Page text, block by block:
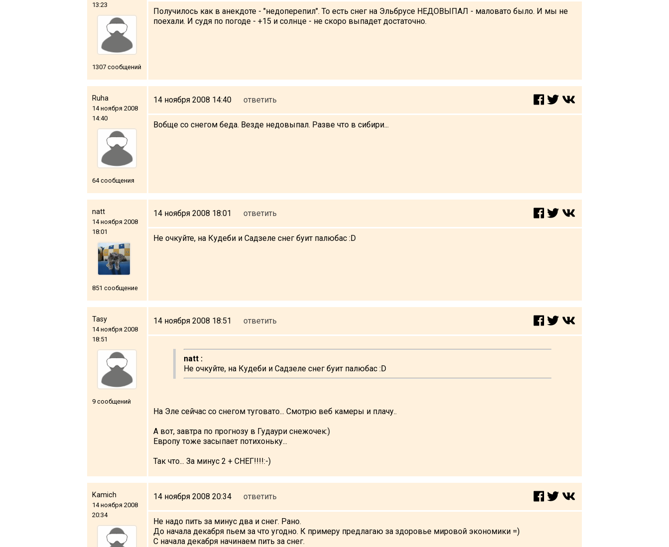
13:23
1307 сообщений
Получилось как в анекдоте - "недоперепил". То есть снег на Эльбрусе НЕДОВЫПАЛ - маловато было. И мы не
поехали. И судя по погоде - +15 и солнце - не скоро выпадет достаточно.
Ruha
14 ноября 2008
14:40
64 сообщения
14 ноября 2008 14:40 ответить
Вобще со снегом беда. Везде недовыпал. Разве что в сибири...
natt
14 ноября 2008
18:01
851 сообщение
14 ноября 2008 18:01 ответить
Не очкуйте, на Кудеби и Садзеле снег буит палюбас :D
Tasy
14 ноября 2008
18:51
9 сообщений
14 ноября 2008 18:51 ответить
natt :
Не очкуйте, на Кудеби и Садзеле снег буит палюбас :D
На Эле сейчас со снегом туговато... Смотрю веб камеры и плачу..
А вот, завтра по прогнозу в Гудаури снежочек:)
Европу тоже засыпает потихоньку...
Так что... За минус 2 + СНЕГ!!!!:-)
Kamich
14 ноября 2008
20:34
14 ноября 2008 20:34 ответить
Не надо пить за минус два и снег. Рано.
До начала декабря пьем за что угодно. К примеру предлагаю за здоровье мировой экономики =)
С начала декабря начинаем пить за снег.